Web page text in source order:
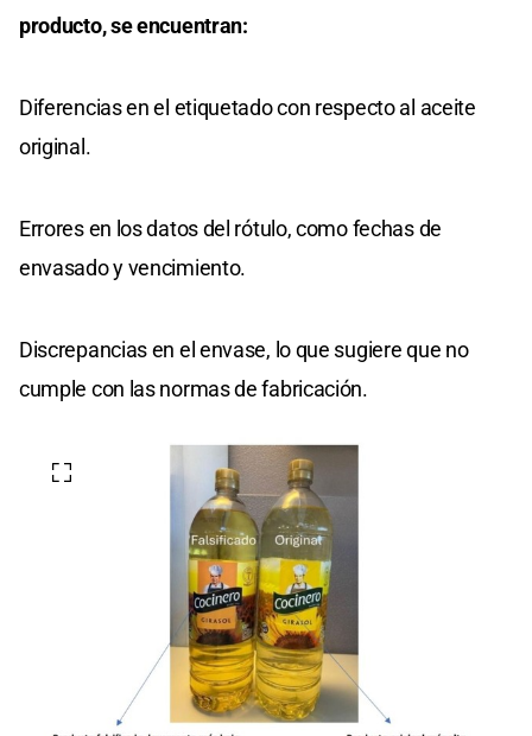
producto, se encuentran:
Diferencias en el etiquetado con respecto al aceite
original.
Errores en los datos del rótulo, como fechas de
envasado y vencimiento.
Discrepancias en el envase, lo que sugiere que no
cumple con las normas de fabricación.